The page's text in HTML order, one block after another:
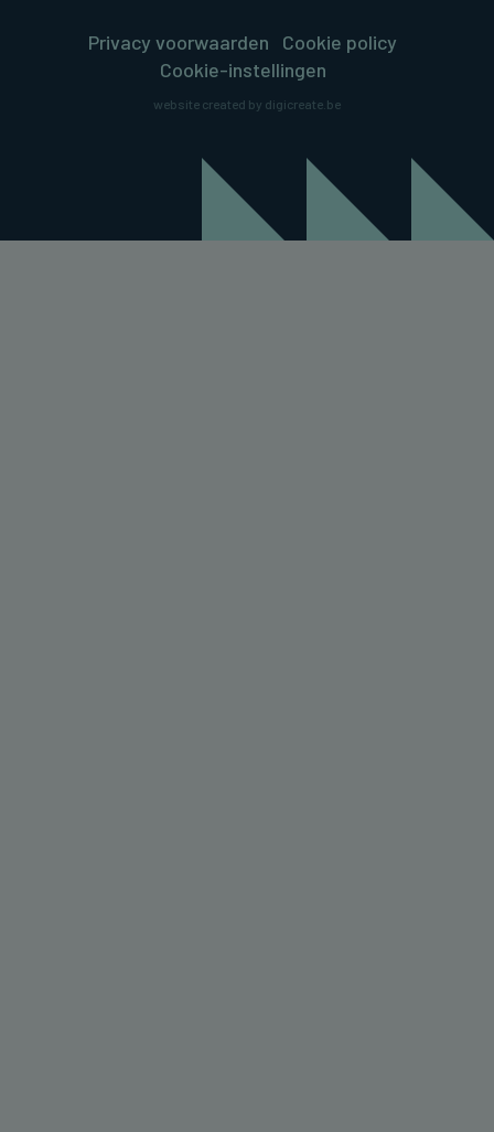
Privacy voorwaarden
Cookie policy
Cookie-instellingen
website created by digicreate.be